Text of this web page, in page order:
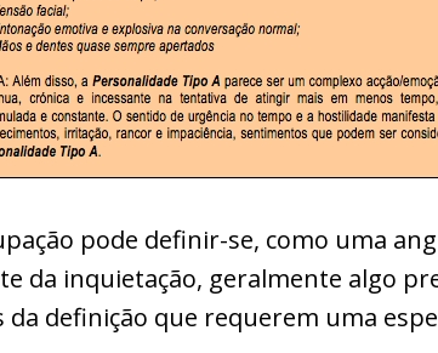
pode definir-se, como uma
da inquietação, geralmente algo
da definição que requerem uma